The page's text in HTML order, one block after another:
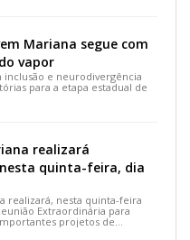
Mariana segue com
vapor
inclusão e neurodivergência
para a etapa estadual de
realizará
quinta-feira, dia
realizará, nesta quinta-feira
Extraordinária para
projetos de